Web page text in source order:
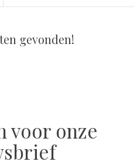
gevonden!
voor onze